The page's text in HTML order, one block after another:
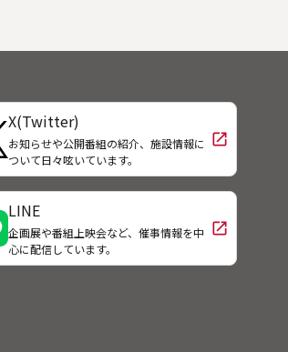
員数が、口コミで広がり８
が「千の風になって」だっ
員たちは歌い続けていくう
様々は思いを込めるようにな
さんは７人兄弟の末っ子だ
歌っていた歌詞の意味を身
るようになったという。最
川さんは太平洋戦争を体験
。フィリピンのレイテ島で
X(Twitter)
お知らせや公開番組の紹介、施設情報に
ついて日々呟いています。
open_in_new
LINE
企画展や番組上映会など、催事情報を中
心に配信しています。
open_in_new